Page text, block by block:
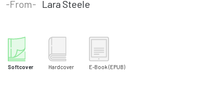
-From- Lara Steele
Softcover Hardcover E-Book (EPUB)